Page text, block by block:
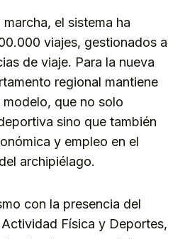
el sistema ha
viajes, gestionados a
de viaje. Para la nueva
regional mantiene
que no solo
sino que también
y empleo en el
archipiélago.
con la presencia del
Física y Deportes,